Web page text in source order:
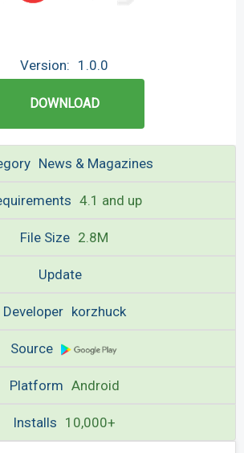
Version: 1.0.0
DOWNLOAD
News & Magazines
4.1 and up
File Size 2.8M
Update
Developer korzhuck
Source
Platform Android
Installs 10,000+